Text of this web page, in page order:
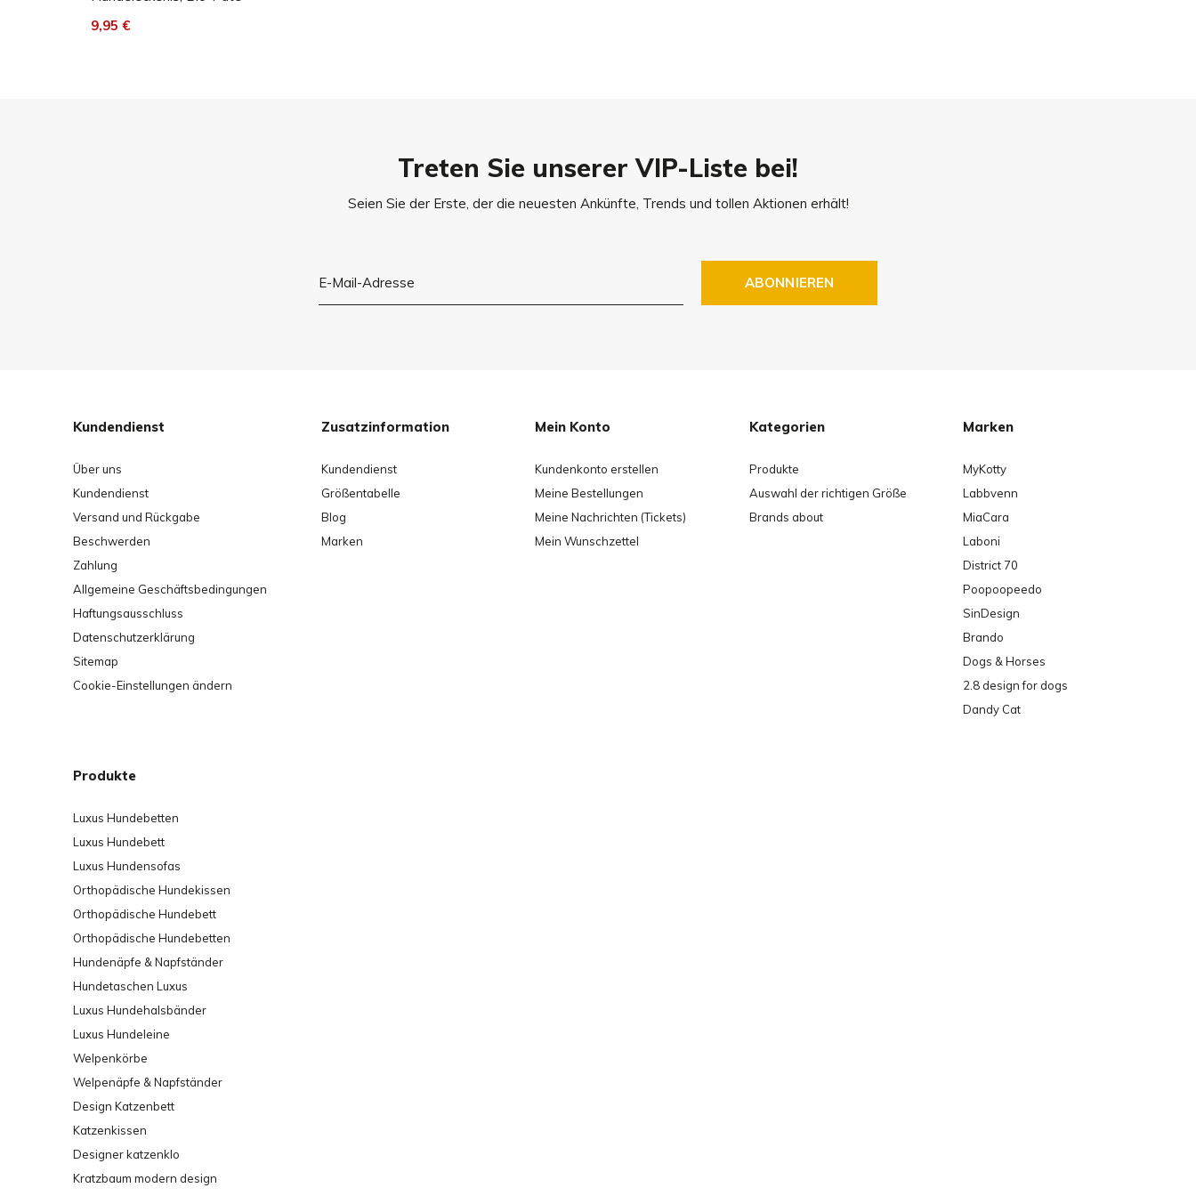
Bitte ausreichend Wasser zur Verfügung stellen.
9,95 €
Treten Sie unserer VIP-Liste bei!
Seien Sie der Erste, der die neuesten Ankünfte, Trends und tollen Aktionen erhält!
ABONNIEREN
Kundendienst
Über uns
Kundendienst
Versand und Rückgabe
Beschwerden
Zahlung
Allgemeine Geschäftsbedingungen
Haftungsausschluss
Datenschutzerklärung
Sitemap
Cookie-Einstellungen ändern
Zusatzinformation
Kundendienst
Größentabelle
Blog
Marken
Mein Konto
Kundenkonto erstellen
Meine Bestellungen
Meine Nachrichten (Tickets)
Mein Wunschzettel
Kategorien
Produkte
Auswahl der richtigen Größe
Brands about
Marken
MyKotty
Labbvenn
MiaCara
Laboni
District 70
Poopoopeedo
SinDesign
Brando
Dogs & Horses
2.8 design for dogs
Dandy Cat
Produkte
Luxus Hundebetten
Luxus Hundebett
Luxus Hundensofas
Orthopädische Hundekissen
Orthopädische Hundebett
Orthopädische Hundebetten
Hundenäpfe & Napfständer
Hundetaschen Luxus
Luxus Hundehalsbänder
Luxus Hundeleine
Welpenkörbe
Welpenäpfe & Napfständer
Design Katzenbett
Katzenkissen
Designer katzenklo
Kratzbaum modern design